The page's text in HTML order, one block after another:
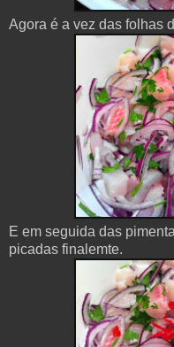
Agora é a vez das folhas
E em seguida das
picadas finalemte.